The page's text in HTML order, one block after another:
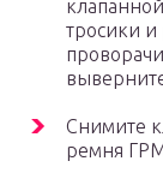
тросики и
Снимите
ремня